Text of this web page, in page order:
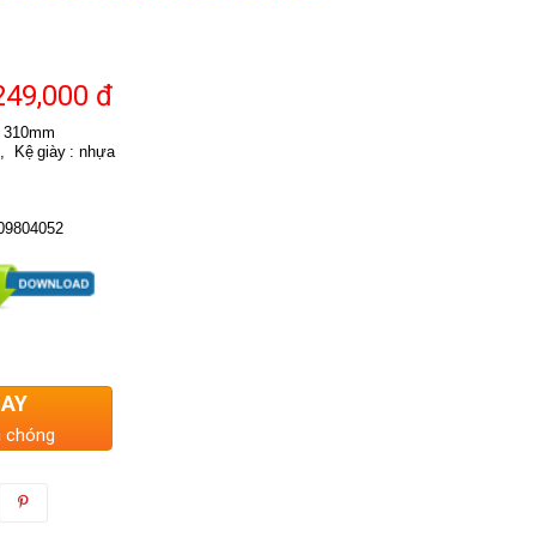
đ
310mm
, Kệ giày :nhựa
chóng